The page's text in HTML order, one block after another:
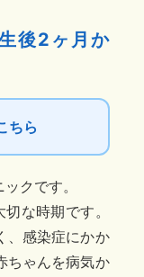
後2ヶ月か
ちら
クです。
な時期です。
、感染症にかか
ちゃんを病気か